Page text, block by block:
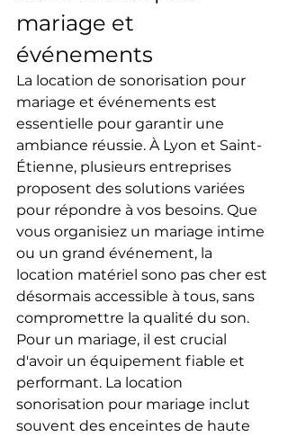
mariage et
événements
La location de sonorisation pour
mariage et événements est
essentielle pour garantir une
ambiance réussie. À Lyon et Saint-
Étienne, plusieurs entreprises
proposent des solutions variées
pour répondre à vos besoins. Que
vous organisiez un mariage intime
ou un grand événement, la
location matériel sono pas cher est
désormais accessible à tous, sans
compromettre la qualité du son.
Pour un mariage, il est crucial
d'avoir un équipement fiable et
performant. La location
sonorisation pour mariage inclut
souvent des enceintes de haute